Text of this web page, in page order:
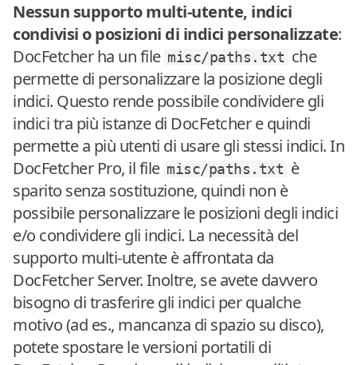
Nessun supporto multi-utente, indici
condivisi o posizioni di indici personalizzate:
DocFetcher ha un file misc/paths.txt che
permette di personalizzare la posizione degli
indici. Questo rende possibile condividere gli
indici tra più istanze di DocFetcher e quindi
permette a più utenti di usare gli stessi indici. In
DocFetcher Pro, il file misc/paths.txt è
sparito senza sostituzione, quindi non è
possibile personalizzare le posizioni degli indici
e/o condividere gli indici. La necessità del
supporto multi-utente è affrontata da
DocFetcher Server. Inoltre, se avete davvero
bisogno di trasferire gli indici per qualche
motivo (ad es., mancanza di spazio su disco),
potete spostare le versioni portatili di